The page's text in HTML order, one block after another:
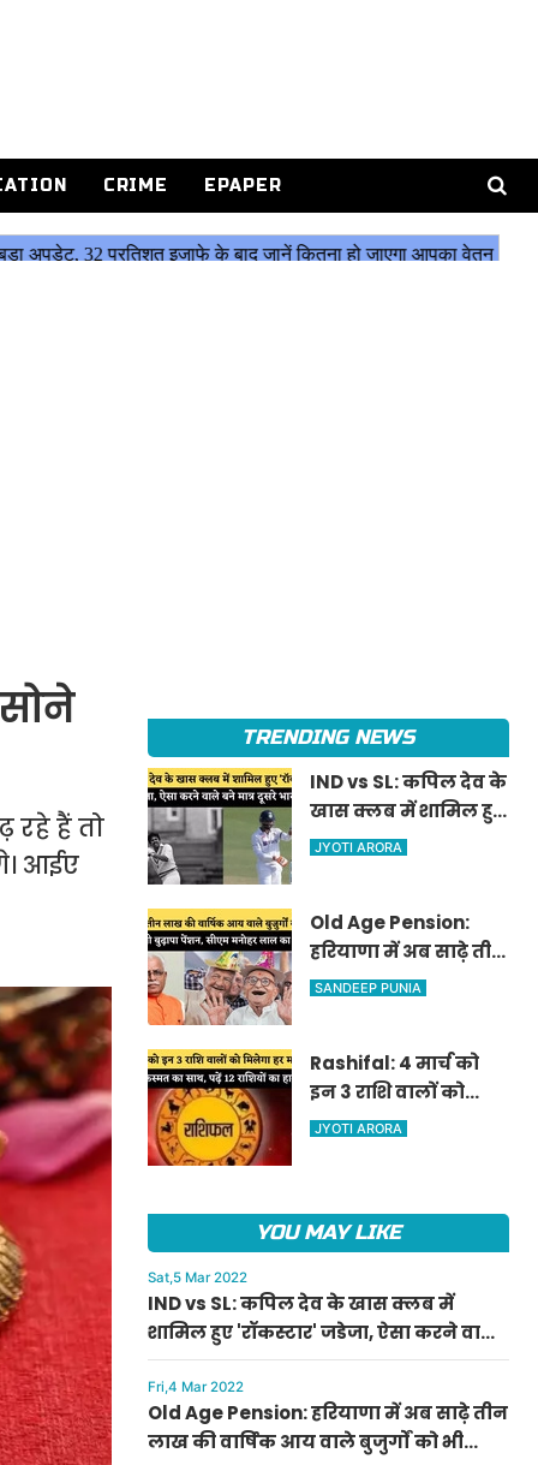
CRIME EPAPER
रहे हैं तो
आईए
TRENDING NEWS
IND vs SL: कपिल देव के
खास क्लब में शामिल हुए
'रॉकस्टार' जडेजा, ऐसा
JYOTI ARORA
Old Age Pension:
हरियाणा में अब साढ़े तीन
लाख की वार्षिक आय
सीएम मनोहर लाल का
ऐलान
SANDEEP PUNIA
Rashifal: 4 मार्च को
इन 3 राशि वालों को
मिलेगा हर मामले में
JYOTI ARORA
YOU MAY LIKE
Sat,5 Mar 2022
IND vs SL: कपिल देव के खास क्लब में
शामिल हुए 'रॉकस्टार' जडेजा, ऐसा करने वाले
बने मात्र दूसरे भारतीय
Fri,4 Mar 2022
Old Age Pension: हरियाणा में अब साढ़े तीन
लाख की वार्षिक आय वाले बुजुर्गों को भी